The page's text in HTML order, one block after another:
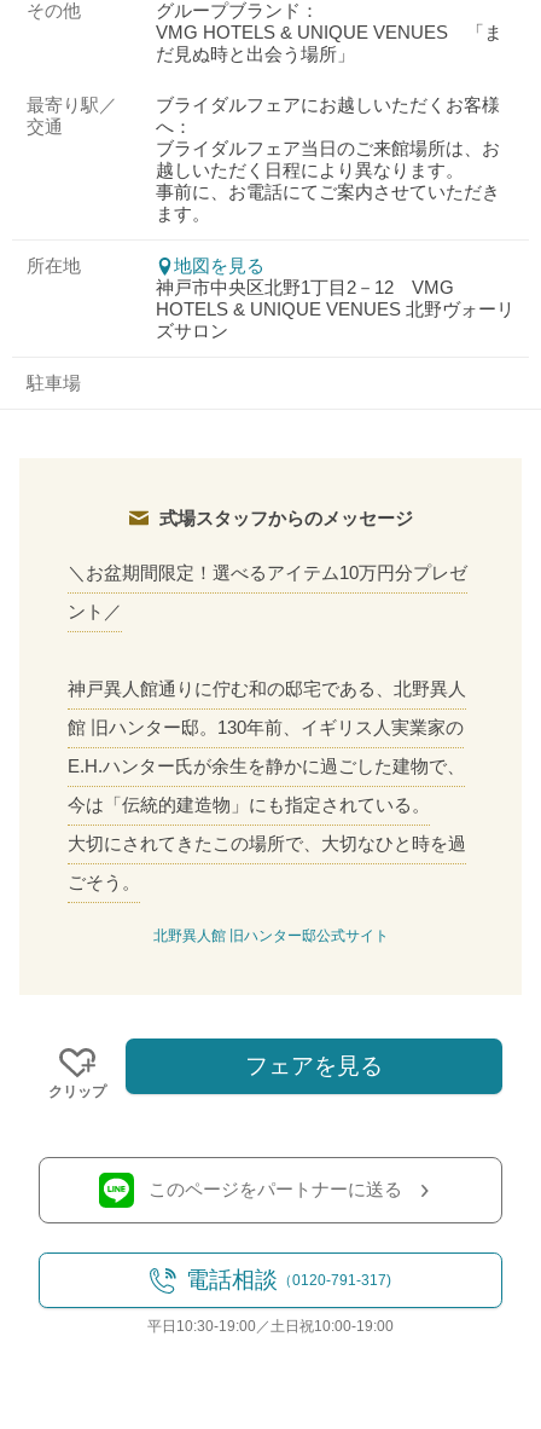
その他
グループブランド：
VMG HOTELS & UNIQUE VENUES 「ま
だ見ぬ時と出会う場所」
最寄り駅／
交通
ブライダルフェアにお越しいただくお客様
へ：
ブライダルフェア当日のご来館場所は、お
越しいただく日程により異なります。
事前に、お電話にてご案内させていただき
ます。
所在地
地図を見る
神戸市中央区北野1丁目2－12 VMG
HOTELS & UNIQUE VENUES 北野ヴォーリ
ズサロン
駐車場
式場スタッフからのメッセージ
＼お盆期間限定！選べるアイテム10万円分プレゼ
ント／
神戸異人館通りに佇む和の邸宅である、北野異人
館 旧ハンター邸。130年前、イギリス人実業家の
E.H.ハンター氏が余生を静かに過ごした建物で、
今は「伝統的建造物」にも指定されている。
大切にされてきたこの場所で、大切なひと時を過
ごそう。
北野異人館 旧ハンター邸公式サイト
クリップ
フェアを見る
このページをパートナーに送る
電話相談 （0120-791-317)
平日10:30-19:00／土日祝10:00-19:00